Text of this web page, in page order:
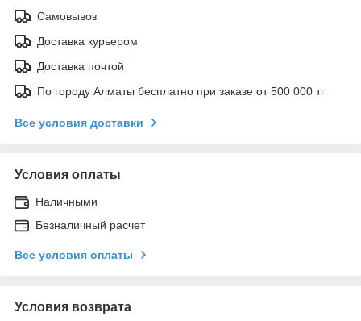
Самовывоз
Доставка курьером
Доставка почтой
По городу Алматы бесплатно при заказе от 500 000 тг
Все условия доставки
Условия оплаты
Наличными
Безналичный расчет
Все условия оплаты
Условия возврата